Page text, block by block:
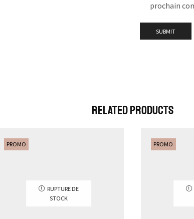
prochain
Related Products
PROMO
RUPTURE DE
STOCK
PROMO